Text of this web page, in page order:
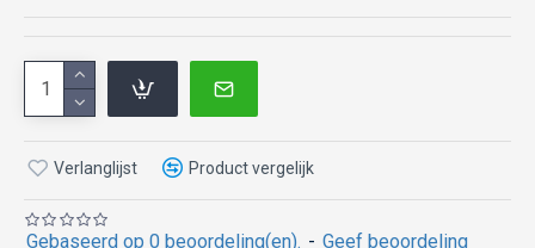
Gebaseerd op 0 beoordeling(en). - Geef beoordeling
Verlanglijst Product vergelijk